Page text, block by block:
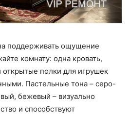
поддерживать ощущение
комнату: одна кровать,
полки для игрушек
Пастельные тона – серо-
бежевый – визуально
и способствуют